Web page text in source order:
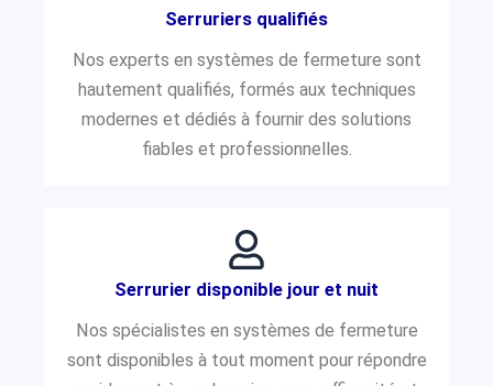
Serruriers qualifiés
Nos experts en systèmes de fermeture sont
hautement qualifiés, formés aux techniques
modernes et dédiés à fournir des solutions
fiables et professionnelles.
Serrurier disponible jour et nuit
Nos spécialistes en systèmes de fermeture
sont disponibles à tout moment pour répondre